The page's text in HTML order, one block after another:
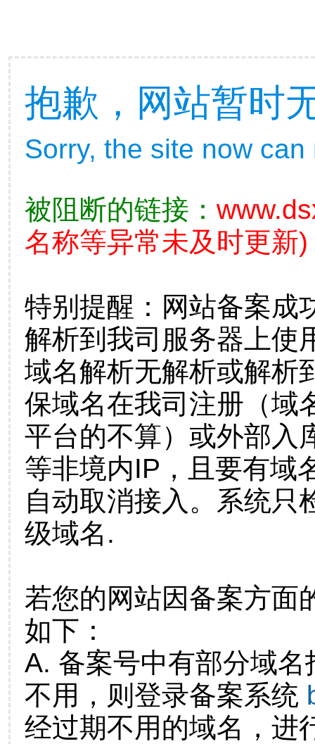
抱歉，网站暂时
Sorry, the site now
被阻断的链接：
名称等异常未及时更新)
特别提醒：网站备案成
解析到我司服务器上使
域名解析无解析或解析
保域名在我司注册（域
平台的不算）或外部入
等非境内IP，且要有域
自动取消接入。系统只
级域名.
若您的网站因备案方面
如下：
A. 备案号中有部分域
不用，则登录备案系统
经过期不用的域名，进